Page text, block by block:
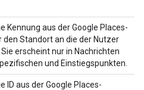
Kennung aus der Google Places-
den Standort an die der Nutzer
erscheint nur in Nachrichten
und Einstiegspunkten.
ID aus der Google Places-